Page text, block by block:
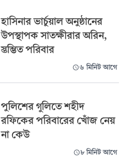
হাসিনার ভার্চুয়াল অনুষ্ঠানের
উপস্থাপক সাতক্ষীরার অরিন,
স্তম্ভিত পরিবার
৬ মিনিট আগে
পুলিশের গুলিতে শহীদ
রফিকের পরিবারের খোঁজ নেয়
না কেউ
৮ মিনিট আগে